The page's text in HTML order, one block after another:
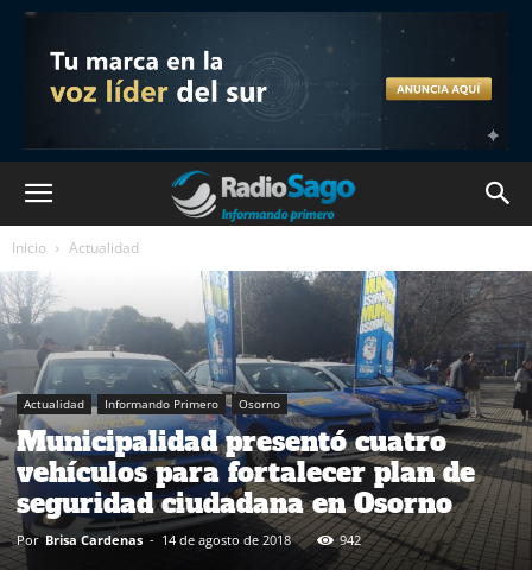
Inicio Actualidad
Actualidad Informando Primero Osorno
Municipalidad presentó cuatro
vehículos para fortalecer plan de
seguridad ciudadana en Osorno
Por Brisa Cardenas - 14 de agosto de 2018 942